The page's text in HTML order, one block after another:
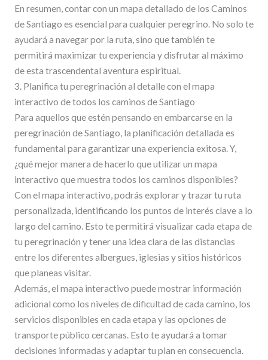
En resumen, contar con un mapa detallado de los Caminos
de Santiago es esencial para cualquier peregrino. No solo te
ayudará a navegar por la ruta, sino que también te
permitirá maximizar tu experiencia y disfrutar al máximo
de esta trascendental aventura espiritual.
3. Planifica tu peregrinación al detalle con el mapa
interactivo de todos los caminos de Santiago
Para aquellos que estén pensando en embarcarse en la
peregrinación de Santiago, la planificación detallada es
fundamental para garantizar una experiencia exitosa. Y,
¿qué mejor manera de hacerlo que utilizar un mapa
interactivo que muestra todos los caminos disponibles?
Con el mapa interactivo, podrás explorar y trazar tu ruta
personalizada, identificando los puntos de interés clave a lo
largo del camino. Esto te permitirá visualizar cada etapa de
tu peregrinación y tener una idea clara de las distancias
entre los diferentes albergues, iglesias y sitios históricos
que planeas visitar.
Además, el mapa interactivo puede mostrar información
adicional como los niveles de dificultad de cada camino, los
servicios disponibles en cada etapa y las opciones de
transporte público cercanas. Esto te ayudará a tomar
decisiones informadas y adaptar tu plan en consecuencia.